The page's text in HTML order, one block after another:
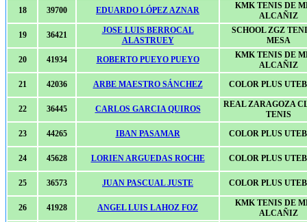
18
39700 EDUARDO LÓPEZ AZNAR
KMK TENIS DE
ALCAÑIZ
19
36421
JOSE LUIS BERROCAL
ALASTRUEY
SCHOOL ZGZ
MESA
20
41934 ROBERTO PUEYO PUEYO
KMK TENIS DE
ALCAÑIZ
21
42036 ARBE MAESTRO SÁNCHEZ COLOR PLUS
22 36445 CARLOS GARCIA QUIROS
REAL ZARAGOZA
TENIS
23
44265 IBAN PASAMAR COLOR PLUS
24 45628 LORIEN ARGUEDAS ROCHE COLOR PLUS
25 36573 JUAN PASCUAL JUSTE COLOR PLUS
26 41928 ANGEL LUIS LAHOZ FOZ
KMK TENIS DE
ALCAÑIZ